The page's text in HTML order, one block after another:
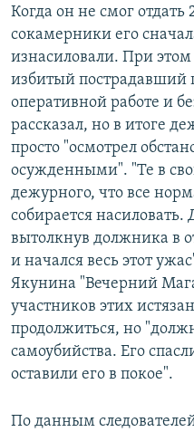
Когда он не смог отдать
сокамерники его
изнасиловали. При этом
избитый пострадавший
оперативной работе и
рассказал, но в итоге
просто "осмотрел
осужденными". "Те в
дежурного, что все
собирается
вытолкнув должника в
и начался весь этот
Якунина "Вечерний
участников этих
продолжиться, но
самоубийства. Его
оставили его в покое".
По данным